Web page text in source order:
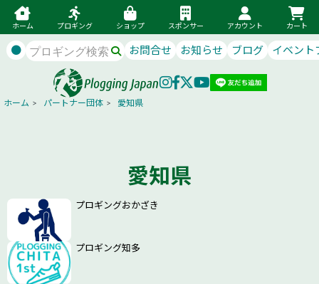
ホーム プロギング ショップ スポンサー アカウント カート
● お問合せ お知らせ ブログ イベント
ホーム > パートナー団体 > 愛知県
愛知県
プロギングおかざき
プロギング知多